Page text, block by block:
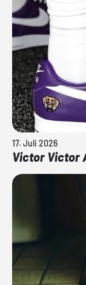
17. Juli 2026
Victor Victor